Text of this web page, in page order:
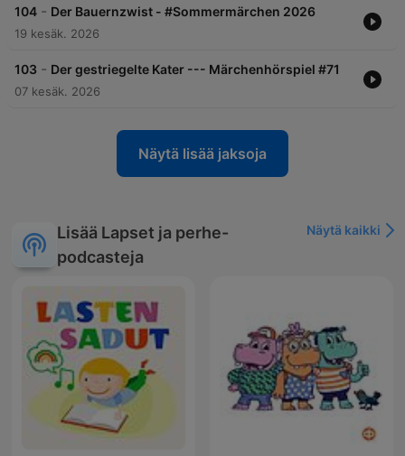
104 - Der Bauernzwist - #Sommermärchen 2026
19 kesäk. 2026
103 - Der gestriegelte Kater --- Märchenhörspiel #71
07 kesäk. 2026
Näytä lisää jaksoja
Lisää Lapset ja perhe-
podcasteja
Näytä kaikki